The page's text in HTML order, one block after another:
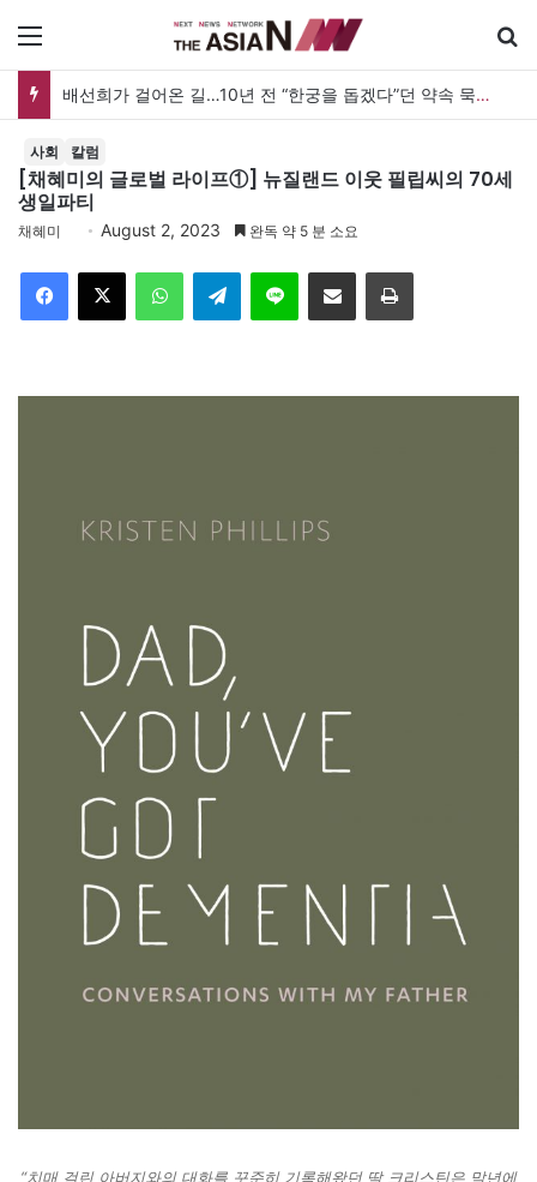
배선희가 걸어온 길…10년 전 “한궁을 돕겠다”던 약속 묵묵히 실천
사회 칼럼
[채혜미의 글로벌 라이프①] 뉴질랜드 이웃 필립씨의 70세
생일파티
채혜미 August 2, 2023 완독 약 5 분 소요
Telegram 이메일
“치매 걸린 아버지와의 대화를 꾸준히 기록해왔던 딸 크리스틴은 말년에